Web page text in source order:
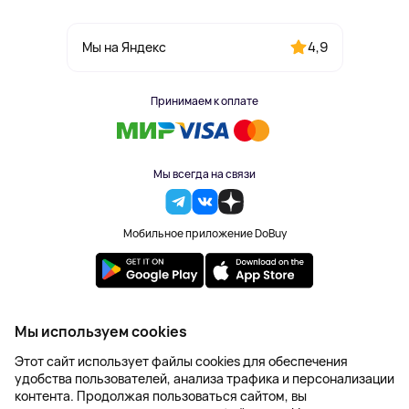
Мы на Яндекс 4,9
Принимаем к оплате
Мы всегда на связи
Мобильное приложение DoBuy
2023-2026 © DoBuy. Все права защищены
Правила обработки персональных данных
Пользовательское соглашение
Оферта
Создание сайта – NetLab
Мы используем cookies
Этот сайт использует файлы cookies для обеспечения
удобства пользователей, анализа трафика и персонализации
контента. Продолжая пользоваться сайтом, вы